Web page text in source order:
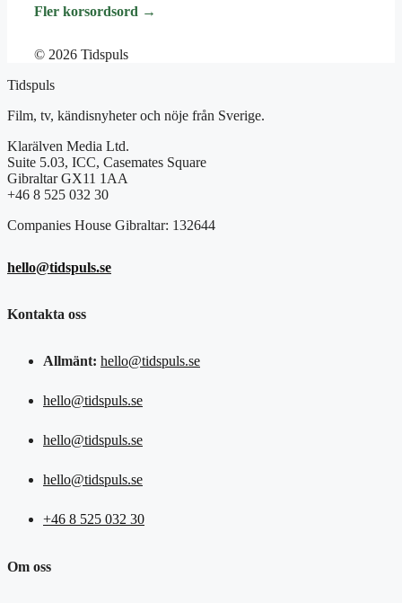
Fler korsordsord →
© 2026 Tidspuls
Tidspuls
Film, tv, kändisnyheter och nöje från Sverige.
Klarälven Media Ltd.
Suite 5.03, ICC, Casemates Square
Gibraltar GX11 1AA
+46 8 525 032 30
Companies House Gibraltar: 132644
hello@tidspuls.se
Kontakta oss
Allmänt: hello@tidspuls.se
hello@tidspuls.se
hello@tidspuls.se
hello@tidspuls.se
+46 8 525 032 30
Om oss